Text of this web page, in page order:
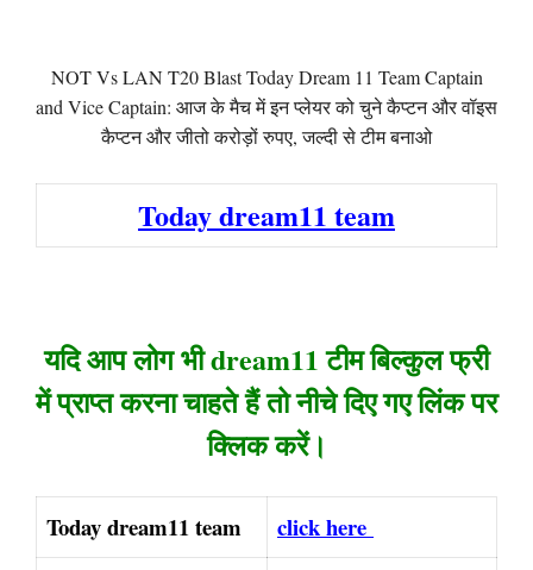
NOT Vs LAN T20 Blast Today Dream 11 Team Captain
and Vice Captain: आज के मैच में इन प्लेयर को चुने कैप्टन और वॉइस
कैप्टन और जीतो करोड़ों रुपए, जल्दी से टीम बनाओ
Today dream11 team
यदि आप लोग भी dream11 टीम बिल्कुल फ्री
में प्राप्त करना चाहते हैं तो नीचे दिए गए लिंक पर
क्लिक करें।
Today dream11 team
click here